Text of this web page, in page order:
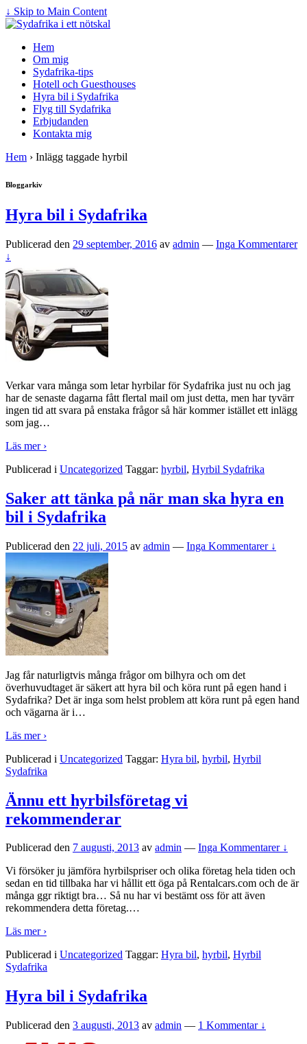
↓ Skip to Main Content
Hem
Om mig
Sydafrika-tips
Hotell och Guesthouses
Hyra bil i Sydafrika
Flyg till Sydafrika
Erbjudanden
Kontakta mig
Hem › Inlägg taggade hyrbil
Bloggarkiv
Hyra bil i Sydafrika
Publicerad den 29 september, 2016 av admin — Inga Kommentarer
↓
Verkar vara många som letar hyrbilar för Sydafrika just nu och jag
har de senaste dagarna fått flertal mail om just detta, men har tyvärr
ingen tid att svara på enstaka frågor så här kommer istället ett inlägg
som jag…
Läs mer ›
Publicerad i Uncategorized Taggar: hyrbil, Hyrbil Sydafrika
Saker att tänka på när man ska hyra en
bil i Sydafrika
Publicerad den 22 juli, 2015 av admin — Inga Kommentarer ↓
Jag får naturligtvis många frågor om bilhyra och om det
överhuvudtaget är säkert att hyra bil och köra runt på egen hand i
Sydafrika? Det är inga som helst problem att köra runt på egen hand
och vägarna är i…
Läs mer ›
Publicerad i Uncategorized Taggar: Hyra bil, hyrbil, Hyrbil
Sydafrika
Ännu ett hyrbilsföretag vi
rekommenderar
Publicerad den 7 augusti, 2013 av admin — Inga Kommentarer ↓
Vi försöker ju jämföra hyrbilspriser och olika företag hela tiden och
sedan en tid tillbaka har vi hållit ett öga på Rentalcars.com och de är
många ggr riktigt bra… Så nu har vi bestämt oss för att även
rekommendera detta företag.…
Läs mer ›
Publicerad i Uncategorized Taggar: Hyra bil, hyrbil, Hyrbil
Sydafrika
Hyra bil i Sydafrika
Publicerad den 3 augusti, 2013 av admin — 1 Kommentar ↓